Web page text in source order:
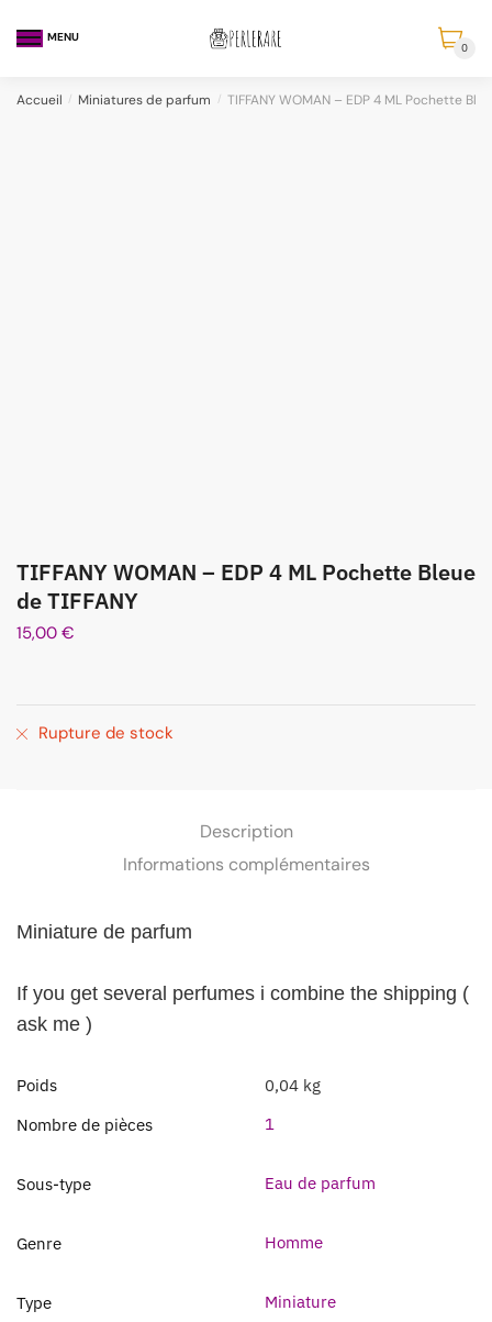
MENU
0
Accueil / Miniatures de parfum / TIFFANY WOMAN – EDP 4 ML Pochette
TIFFANY WOMAN – EDP 4 ML Pochette Bleue
de TIFFANY
15,00 €
Rupture de stock
Description
Informations complémentaires
Miniature de parfum
If you get several perfumes i combine the shipping (
ask me )
Poids
0,04 kg
Nombre de pièces
1
Sous-type Eau de parfum
Genre Homme
Type Miniature